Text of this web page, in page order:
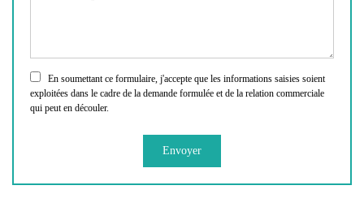
En soumettant ce formulaire, j'accepte que les informations saisies soient
exploitées dans le cadre de la demande formulée et de la relation commerciale
qui peut en découler.